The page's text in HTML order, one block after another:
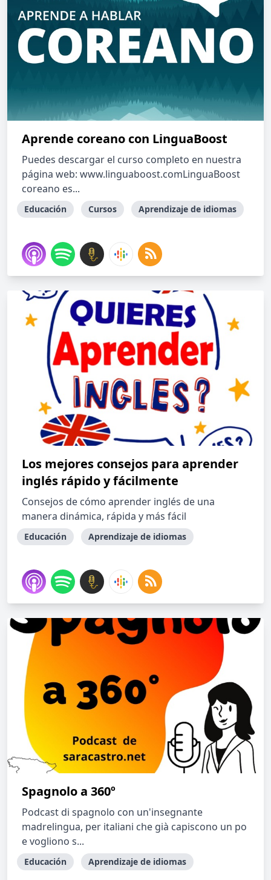
Aprende coreano con LinguaBoost
Puedes descargar el curso completo en nuestra
página web: www.linguaboost.comLinguaBoost
coreano es...
Educación Cursos Aprendizaje de idiomas
Los mejores consejos para aprender
inglés rápido y fácilmente
Consejos de cómo aprender inglés de una
manera dinámica, rápida y más fácil
Educación Aprendizaje de idiomas
Spagnolo a 360º
Podcast di spagnolo con un'insegnante
madrelingua, per italiani che già capiscono un po
e vogliono s...
Educación Aprendizaje de idiomas